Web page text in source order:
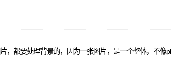
都要处理背景的，因为一张图片，是一个整体，不像